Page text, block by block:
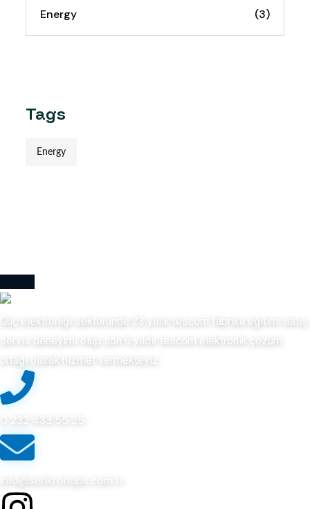
Energy (3)
Tags
Energy
Güç elektroniği sektöründe 23 yıllık tescom fabrika eğitimi satış
servis deneyimi olup son 6 yıldır tescom elektronik çözüm
ortağı olarak hizmet vermekteyiz.
0 232 433 55 25
info@senkronups.com.tr